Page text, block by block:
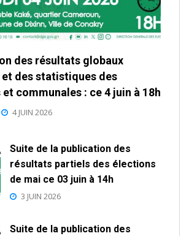
des résultats globaux
des statistiques des
communales : ce 4 juin à 18h
4 JUIN 2026
Suite de la publication des
résultats partiels des élections
de mai ce 03 juin à 14h
3 JUIN 2026
Suite de la publication des